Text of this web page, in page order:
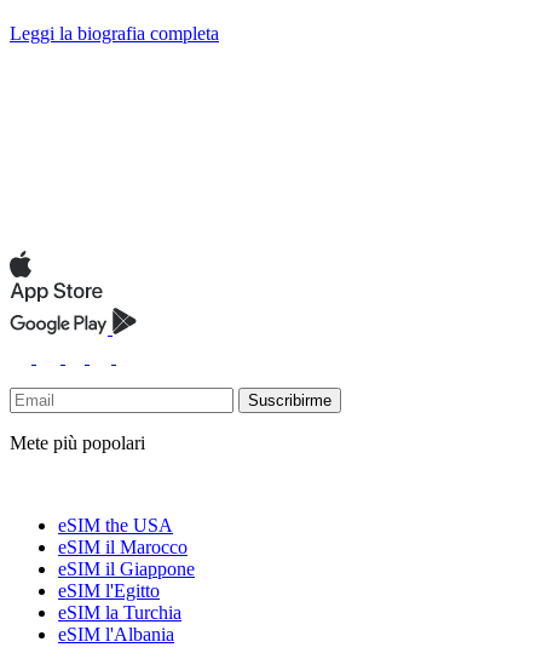
Leggi la biografia completa
Suscribirme
Mete più popolari
eSIM the USA
eSIM il Marocco
eSIM il Giappone
eSIM l'Egitto
eSIM la Turchia
eSIM l'Albania